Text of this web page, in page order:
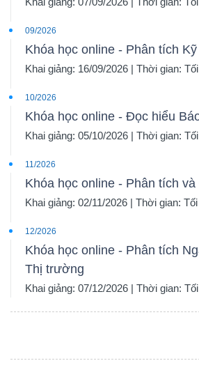
09/2026
Khóa học online - Phân tích
Khai giảng: 16/09/2026 | Thời gian:
10/2026
Khóa học online - Đọc hiểu
Khai giảng: 05/10/2026 | Thời gian:
11/2026
Khóa học online - Phân tích
Khai giảng: 02/11/2026 | Thời gian:
12/2026
Khóa học online - Phân tích
Thị trường
Khai giảng: 07/12/2026 | Thời gian: